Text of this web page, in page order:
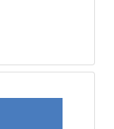
Oude en
Maarten
voor